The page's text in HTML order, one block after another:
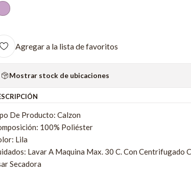
Agregar a la lista de favoritos
Mostrar stock de ubicaciones
De Producto: Calzon
100% Poliéster
Lila
Lavar A Maquina Max. 30 C. Con Centrifugado
Secadora